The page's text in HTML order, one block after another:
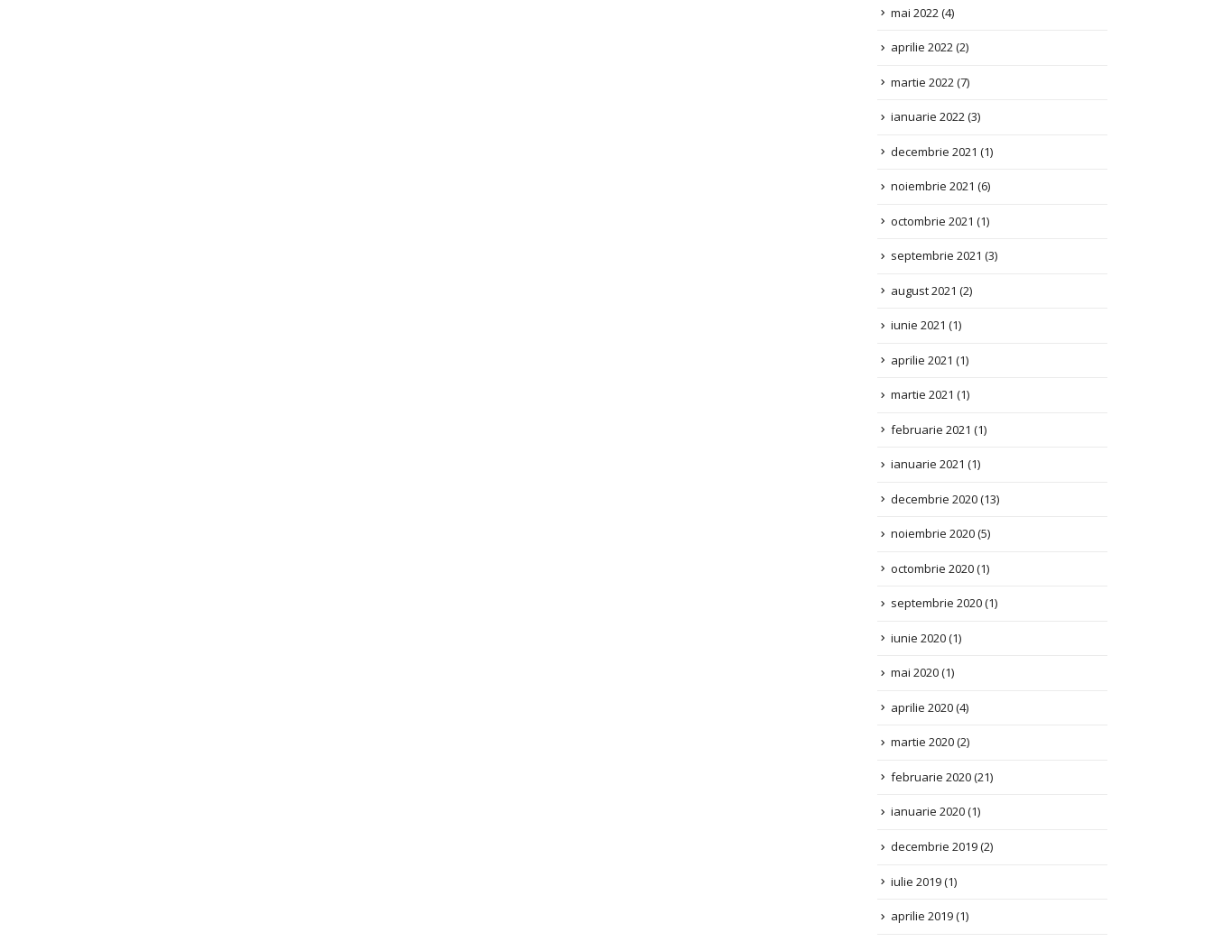
aprilie 2022(2)
martie 2022 (7)
ianuarie 2022(3)
decembrie 2021(1)
noiembrie 2021(6)
octombrie 2021 (1)
septembrie 2021(3)
august 2021 (2)
iunie 2021(1)
aprilie 2021(1)
martie 2021 (1)
februarie 2021
ianuarie 2021(1)
decembrie 2020(13)
noiembrie 2020(5)
octombrie 2020(1)
septembrie 2020(1)
iunie 2020(1)
mai 2020(1)
aprilie 2020(4)
martie 2020 (2)
februarie 2020
ianuarie 2020(1)
decembrie 2019(2)
iulie 2019(1)
aprilie 2019(1)
decembrie 2018